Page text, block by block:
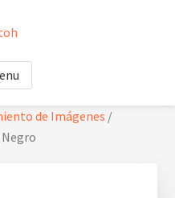
de Imágenes /